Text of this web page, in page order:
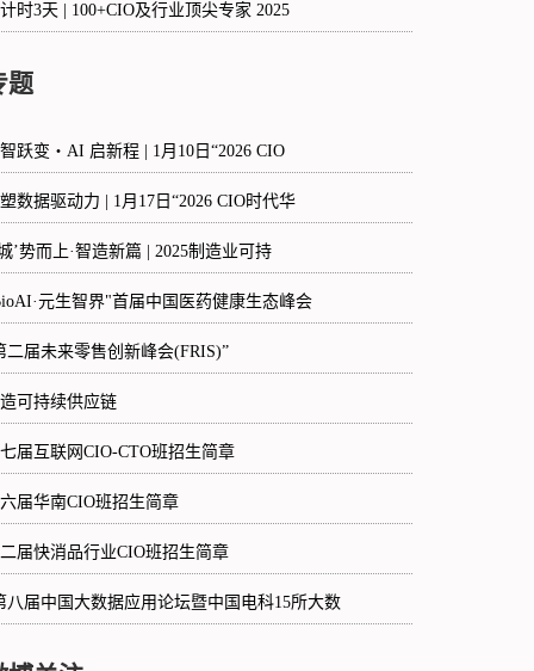
时3天 | 100+CIO及行业顶尖专家 2025
题
跃变・AI 启新程 | 1月10日“2026 CIO
数据驱动力 | 1月17日“2026 CIO时代华
’势而上·智造新篇 | 2025制造业可持
元生智界"首届中国医药健康生态峰会
二届未来零售创新峰会(FRIS)”
可持续供应链
届互联网CIO-CTO班招生简章
届华南CIO班招生简章
届快消品行业CIO班招生简章
八届中国大数据应用论坛暨中国电科15所大数